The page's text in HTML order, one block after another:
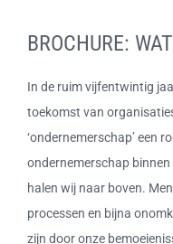
Terms and Conditions
BROCHURE:
In de ruim vijfentwintig
toekomst van
‘ondernemerschap’ een
ondernemerschap
halen wij naar boven.
processen en bijna
zijn door onze